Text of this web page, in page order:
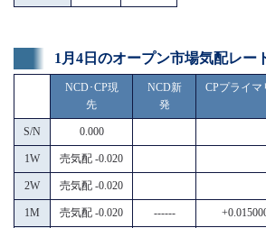
1月4日のオープン市場気配レー
NCD･CP現
先
NCD新
発
CPプライマ
S/N 0.000
1W 売気配 -0.020
2W 売気配 -0.020
1M 売気配 -0.020 ------